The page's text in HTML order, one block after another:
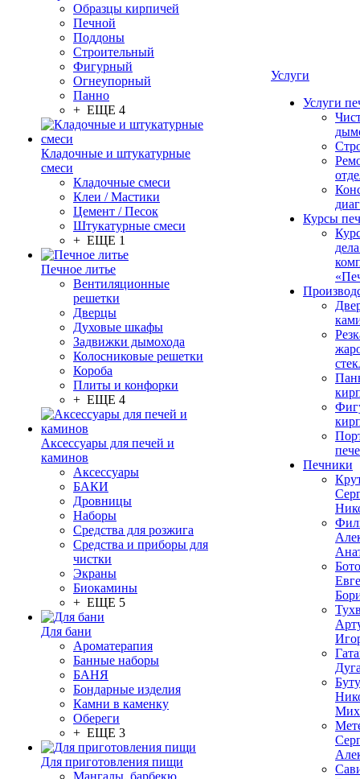
Образцы кирпичей
Печной
Поддоны
Строительный
Фигурный
Огнеупорный
Панно
+ ЕЩЕ 4
Кладочные и штукатурные
смеси
Кладочные смеси
Клеи / Мастики
Цемент / Песок
Штукатурные смеси
+ ЕЩЕ 1
Печное литье
Вентиляционные
решетки
Дверцы
Духовые шкафы
Задвижки дымохода
Колосниковые решетки
Короба
Плиты и конфорки
+ ЕЩЕ 4
Аксессуары для печей и
каминов
Аксессуары
БАКИ
Дровницы
Наборы
Средства для розжига
Средства и приборы для
чистки
Экраны
Биокамины
+ ЕЩЕ 5
Для бани
Ароматерапия
Банные наборы
БАНЯ
Бондарные изделия
Камни в каменку
Обереги
+ ЕЩЕ 3
Для приготовления пищи
Мангалы, барбекю
Услуги
Услуги
Курсы
Печники